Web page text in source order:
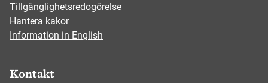
Tillgänglighetsredogörelse
Hantera kakor
Information in English
Kontakt